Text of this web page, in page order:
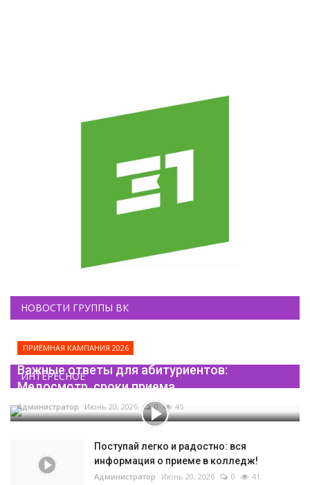
НОВОСТИ ГРУППЫ ВК
ИНТЕРЕСНОЕ
ПРИЁМНАЯ КАМПАНИЯ 2026
Важные ответы для абитуриентов:
Медосмотр, сроки приема...
Администратор Июнь 20, 2026 0 45
Поступай легко и радостно: вся
информация о приеме в колледж!
Администратор Июнь 20, 2026 0 41